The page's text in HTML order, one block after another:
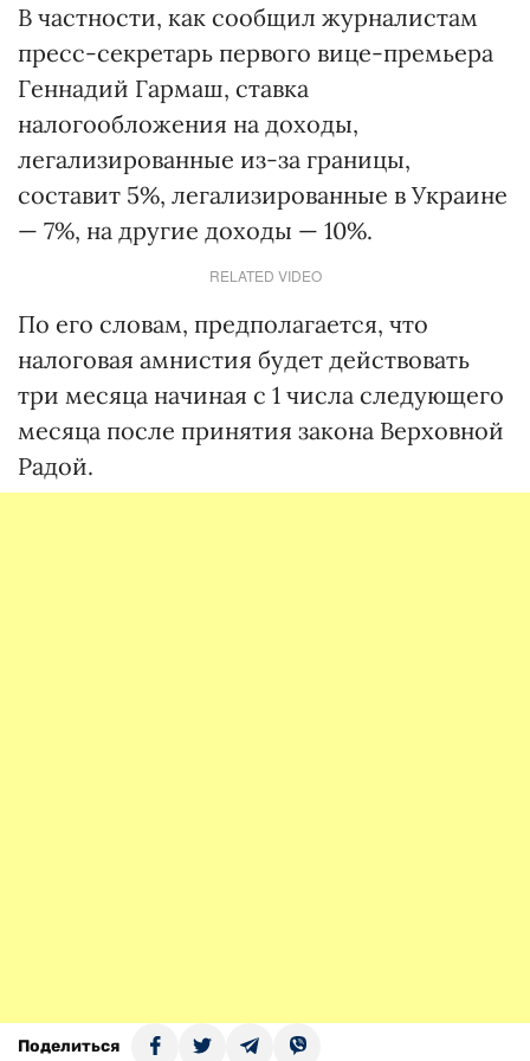
В частности, как сообщил журналистам
пресс-секретарь первого вице-премьера
Геннадий Гармаш, ставка
налогообложения на доходы,
легализированные из-за границы,
составит 5%, легализированные в Украине
— 7%, на другие доходы — 10%.
RELATED VIDEO
По его словам, предполагается, что
налоговая амнистия будет действовать
три месяца начиная с 1 числа следующего
месяца после принятия закона Верховной
Радой.
Поделиться